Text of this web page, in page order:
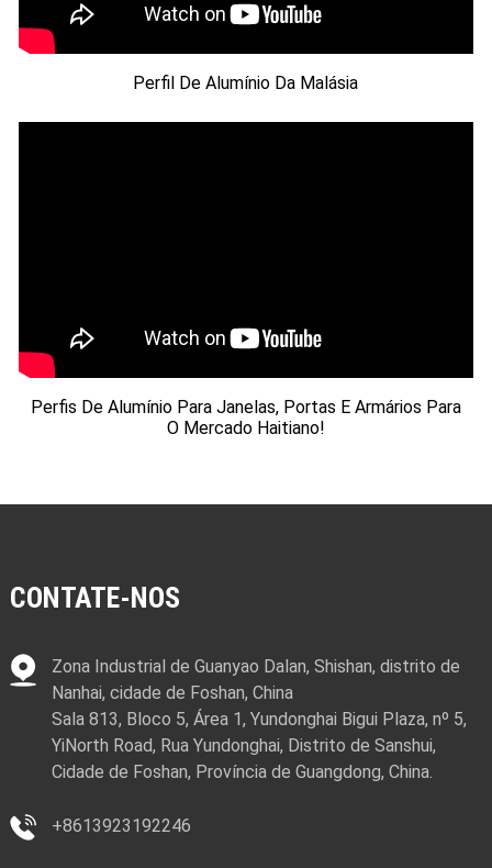
Perfil De Alumínio Da Malásia
Perfis De Alumínio Para Janelas, Portas E Armários Para
O Mercado Haitiano!
CONTATE-NOS
Zona Industrial de Guanyao Dalan, Shishan, distrito de
Nanhai, cidade de Foshan, China
Sala 813, Bloco 5, Área 1, Yundonghai Bigui Plaza, nº 5,
YiNorth Road, Rua Yundonghai, Distrito de Sanshui,
Cidade de Foshan, Província de Guangdong, China.
+8613923192246